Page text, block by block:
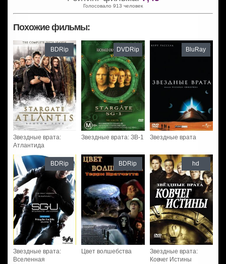
Голосовало 913 человек
Похожие фильмы:
Звездные врата:
Атлантида
BDRip
Звездные врата: ЗВ-1
DVDRip
Звездные врата
BluRay
Звездные врата:
Вселенная
BDRip
Цвет волшебства
BDRip
Звездные врата:
Ковчег Истины
hd